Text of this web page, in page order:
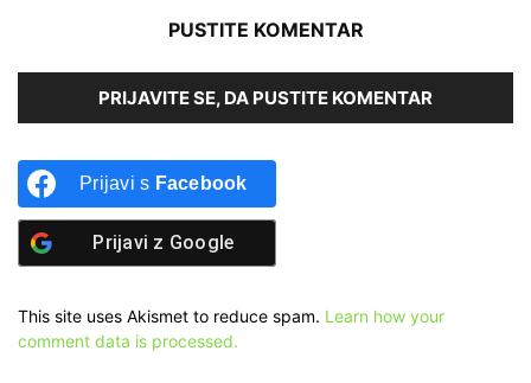
PUSTITE KOMENTAR
PRIJAVITE SE, DA PUSTITE KOMENTAR
Prijavi s Facebook
Prijavi z Google
This site uses Akismet to reduce spam. Learn how your
comment data is processed.